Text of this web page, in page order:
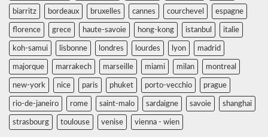
biarritz bordeaux bruxelles cannes courchevel espagne
florence grece haute-savoie hong-kong istanbul italie
koh-samui lisbonne londres lourdes lyon madrid
majorque marrakech marseille miami milan montreal
new-york nice paris phuket porto-vecchio prague
rio-de-janeiro rome saint-malo sardaigne savoie shanghai
strasbourg toulouse venise vienna - wien